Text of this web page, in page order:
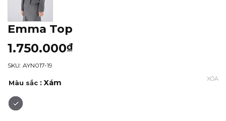
Emma Top
1.750.000₫
SKU: AYN017-19
Màu sắc : Xám XÓA